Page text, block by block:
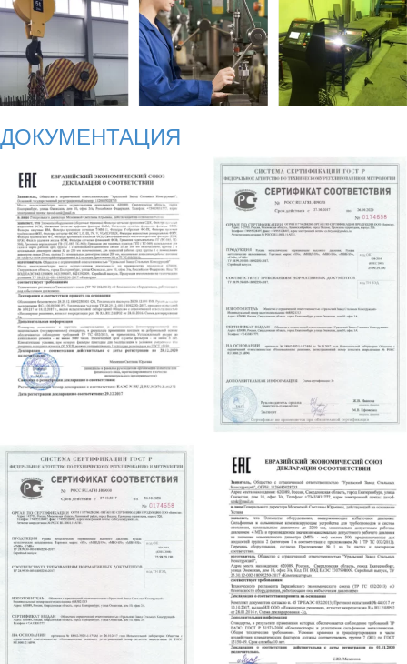
ДОКУМЕНТАЦИЯ